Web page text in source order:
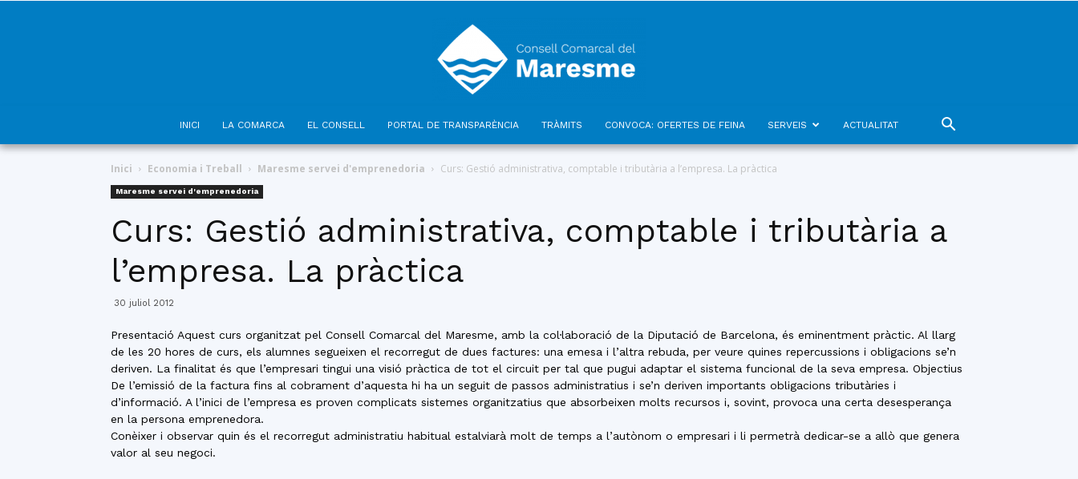
del
INICI LA COMARCA EL CONSELL PORTAL DE TRANSPARÈNCIA TRÀMITS CONVOCA: OFERTES DE FEINA SERVEIS ACTUALITAT
Inici Economia i Treball Maresme servei d'emprenedoria Curs: Gestió administrativa, comptable i tributària a l’empresa. La pràctica
Maresme servei d'emprenedoria
Curs: Gestió administrativa, comptable i tributària a
l’empresa. La pràctica
30 juliol 2012
Presentació Aquest curs organitzat pel Consell Comarcal del Maresme, amb la col·laboració de la Diputació de Barcelona, és eminentment pràctic. Al llarg
de les 20 hores de curs, els alumnes segueixen el recorregut de dues factures: una emesa i l’altra rebuda, per veure quines repercussions i obligacions se’n
deriven. La finalitat és que l’empresari tingui una visió pràctica de tot el circuit per tal que pugui adaptar el sistema funcional de la seva empresa. Objectius
De l’emissió de la factura fins al cobrament d’aquesta hi ha un seguit de passos administratius i se’n deriven importants obligacions tributàries i
d’informació. A l’inici de l’empresa es proven complicats sistemes organitzatius que absorbeixen molts recursos i, sovint, provoca una certa desesperança
en la persona emprenedora.
Conèixer i observar quin és el recorregut administratiu habitual estalviarà molt de temps a l’autònom o empresari i li permetrà dedicar-se a allò que genera
valor al seu negoci.